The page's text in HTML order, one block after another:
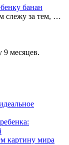
банан
слежу за тем, …
9 месяцев.
картину мира